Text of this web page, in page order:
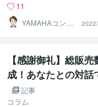
11
YAMAHAコンサ
ルティング
【感謝御礼】総販
成！あなたとの対話
た「ひとつの約束」
記事
コラム